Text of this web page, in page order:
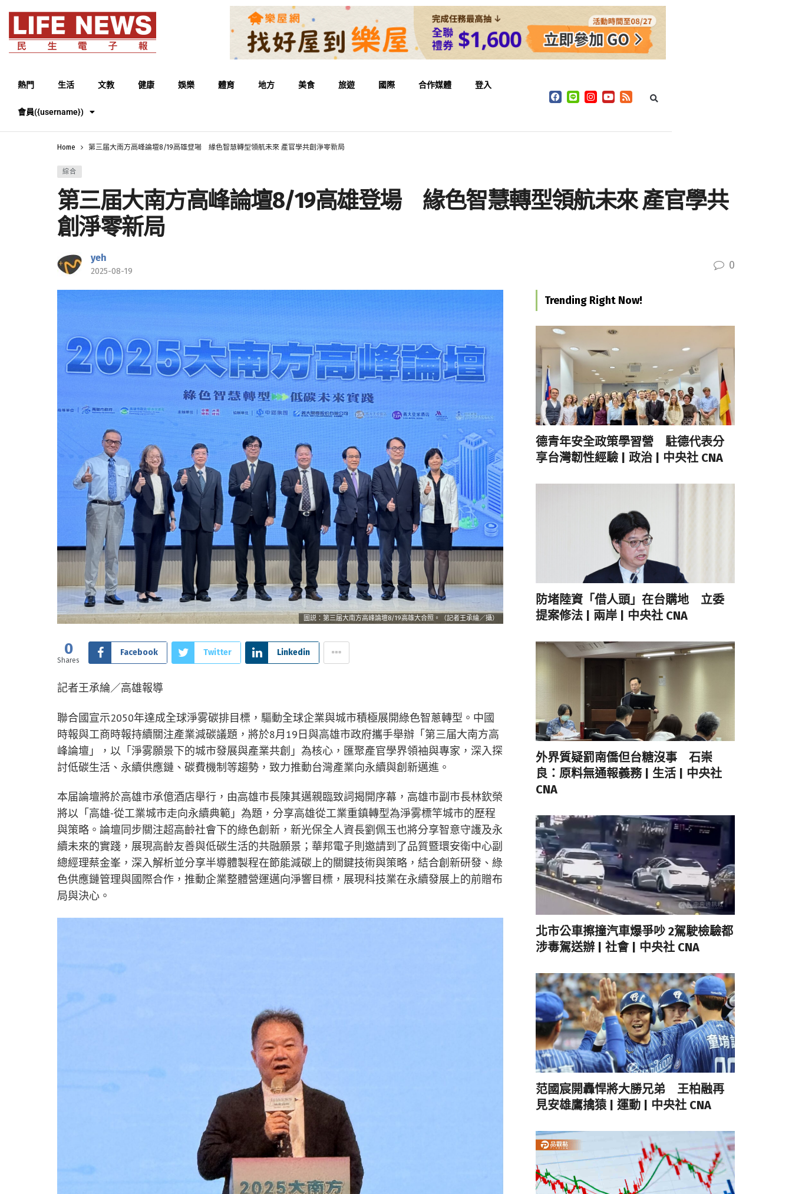
熱門 生活 文教 健康 娛樂 體育 地方 美食 旅遊 國際 合作媒體 登入
會員({username})
Home 第三届大南方高峰論壇8/19高雄登場 緣色智慧轉型領航未來 產官學共創淨零新局
綜合
第三届大南方高峰論壇8/19高雄登場 緣色智慧轉型領航未來 產官學共
創淨零新局
yeh
2025-08-19 0
圖説：第三届大南方高峰論壇8/19高雄大合照。（記者王承綸／攝）
0
Shares
Facebook Twitter Linkedin
記者王承綸／高雄報導
聯合國宣示2050年達成全球淨雾碳排目標，驅動全球企業與城市積極展開綠色智蔥轉型。中國
時報與工商時報持續關注產業減碳議題，將於8月19日與高雄市政府攜手舉辦「第三届大南方高
峰論壇」，以「淨雾願景下的城市發展與產業共創」為核心，匯聚產官學界領袖與專家，深入探
討低碳生活、永續供應鏈、碳費機制等趨勢，致力推動台灣產業向永續與創新邁進。
本届論壇將於高雄市承億酒店舉行，由高雄市長陳其邁親臨致詞揭開序幕，高雄市副市長林欽榮
將以「高雄-從工業城市走向永續典範」為題，分享高雄從工業重鎮轉型為淨雾標竿城市的歷程
與策略。論壇同步關注超高齡社會下的綠色創新，新光保全人資長劉佩玉也將分享智意守護及永
續未來的實踐，展現高齡友善與低碳生活的共融願景；華邦電子則邀請到了品質暨環安衛中心副
總經理蔡金峯，深入解析並分享半導體製程在節能減碳上的關鍵技術與策略，結合創新研發、綠
色供應鏈管理與國際合作，推動企業整體營運邁向淨響目標，展現科技業在永續發展上的前贈布
局與決心。
Trending Right Now!
德青年安全政策學習營 駐德代表分
享台灣韌性經驗 | 政治 | 中央社 CNA
防堵陸資「借人頭」在台購地 立委
提案修法 | 兩岸 | 中央社 CNA
外界質疑罰南僑但台糖沒事 石崇
良：原料無通報義務 | 生活 | 中央社
CNA
北市公車擦撞汽車爆爭吵 2駕駛檢驗都
涉毒駕送辦 | 社會 | 中央社 CNA
范國宸開轟悍將大勝兄弟 王柏融再
見安雄鷹擒猿 | 運動 | 中央社 CNA